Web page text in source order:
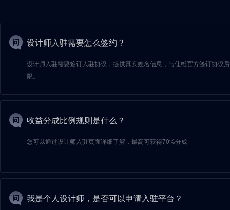
设计师入驻需要怎么签约？
设计师入驻需要签订入驻协议，提供真实姓名信息，与佳维官方签订协议
限。
收益分成比例规则是什么？
您可以通过设计师入驻页面详细了解，最高可获得70%分成
我是个人设计师，是否可以申请入驻平台？